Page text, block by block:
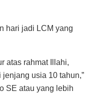
hari jadi LCM yang
atas rahmat Illahi,
usia 10 tahun,”
SE atau yang lebih